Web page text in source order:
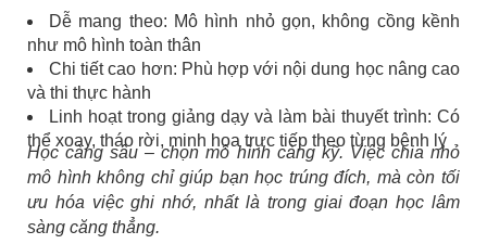
Dễ mang theo: Mô hình nhỏ gọn, không cồng kềnh
như mô hình toàn thân
Chi tiết cao hơn: Phù hợp với nội dung học nâng cao
và thi thực hành
Linh hoạt trong giảng dạy và làm bài thuyết trình: Có
thể xoay, tháo rời, minh họa trực tiếp theo từng bệnh lý
Học càng sâu – chọn mô hình càng kỹ. Việc chia nhỏ
mô hình không chỉ giúp bạn học trúng đích, mà còn tối
ưu hóa việc ghi nhớ, nhất là trong giai đoạn học lâm
sàng căng thẳng.